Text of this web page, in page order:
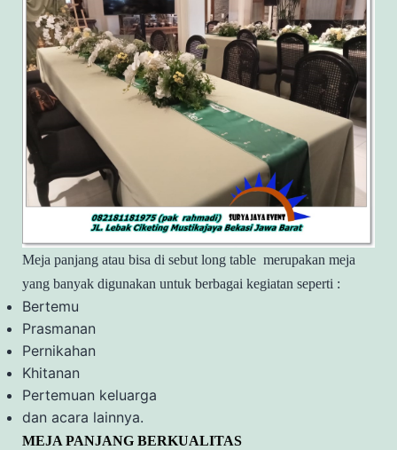
Meja panjang atau bisa di sebut long table merupakan meja
yang banyak digunakan untuk berbagai kegiatan seperti :
Bertemu
Prasmanan
Pernikahan
Khitanan
Pertemuan keluarga
dan acara lainnya.
MEJA PANJANG BERKUALITAS